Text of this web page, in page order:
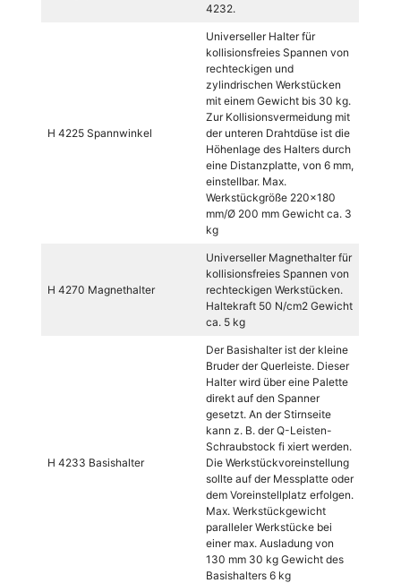
4232.
H 4225 Spannwinkel
Universeller Halter für
kollisionsfreies Spannen von
rechteckigen und
zylindrischen Werkstücken
mit einem Gewicht bis 30 kg.
Zur Kollisionsvermeidung mit
der unteren Drahtdüse ist die
Höhenlage des Halters durch
eine Distanzplatte, von 6 mm,
einstellbar. Max.
Werkstückgröße 220×180
mm/Ø 200 mm Gewicht ca. 3
kg
H 4270 Magnethalter
Universeller Magnethalter für
kollisionsfreies Spannen von
rechteckigen Werkstücken.
Haltekraft 50 N/cm2 Gewicht
ca. 5 kg
H 4233 Basishalter
Der Basishalter ist der kleine
Bruder der Querleiste. Dieser
Halter wird über eine Palette
direkt auf den Spanner
gesetzt. An der Stirnseite
kann z. B. der Q-Leisten-
Schraubstock fi xiert werden.
Die Werkstückvoreinstellung
sollte auf der Messplatte oder
dem Voreinstellplatz erfolgen.
Max. Werkstückgewicht
paralleler Werkstücke bei
einer max. Ausladung von
130 mm 30 kg Gewicht des
Basishalters 6 kg